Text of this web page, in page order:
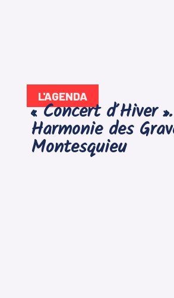
L'AGENDA
« Concert d’Hiver ».
Harmonie des
Montesquieu